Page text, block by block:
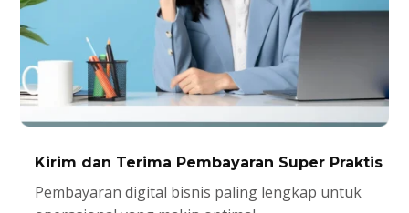
Kirim dan Terima Pembayaran Super Praktis
Pembayaran digital bisnis paling lengkap untuk